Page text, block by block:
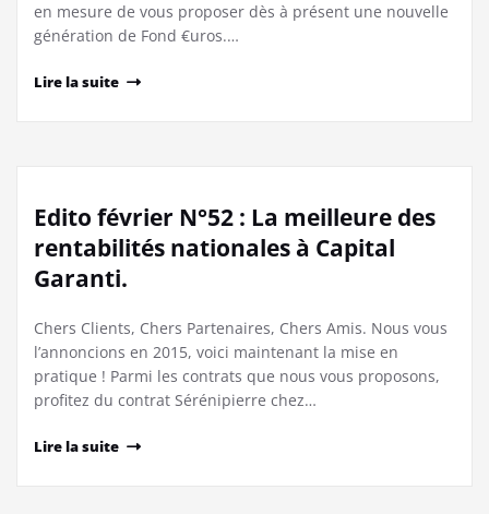
en mesure de vous proposer dès à présent une nouvelle
génération de Fond €uros.…
Lire la suite
Edito février N°52 : La meilleure des
rentabilités nationales à Capital
Garanti.
Chers Clients, Chers Partenaires, Chers Amis. Nous vous
l’annoncions en 2015, voici maintenant la mise en
pratique ! Parmi les contrats que nous vous proposons,
profitez du contrat Sérénipierre chez…
Lire la suite